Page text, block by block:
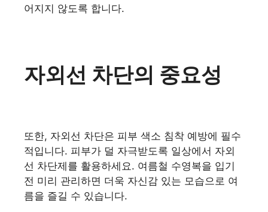
어지지 않도록 합니다.
자외선 차단의 중요성
또한, 자외선 차단은 피부 색소 침착 예방에 필수
적입니다. 피부가 덜 자극받도록 일상에서 자외
선 차단제를 활용하세요. 여름철 수영복을 입기
전 미리 관리하면 더욱 자신감 있는 모습으로 여
름을 즐길 수 있습니다.